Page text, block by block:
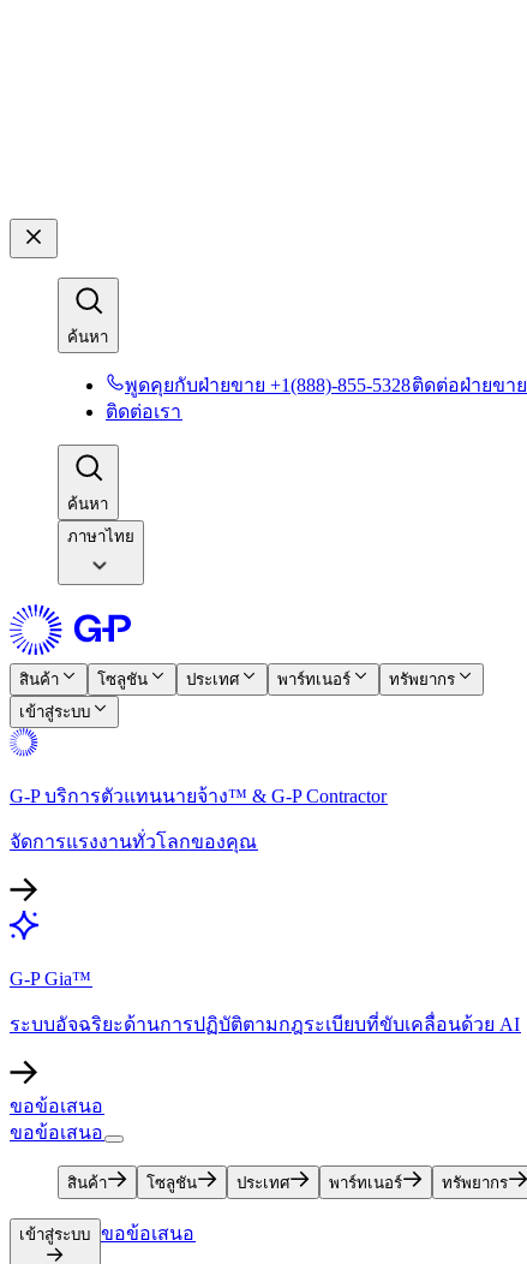
ค้นหา​​
พูดคุยกับฝ่ายขาย +1(888)-855-5328​​ติดต่อฝ่ายขาย​​
ติดต่อเรา​​
ค้นหา​​
ภาษาไทย
สินค้า​​ โซลูชัน​​ ประเทศ​​ พาร์ทเนอร์​​
ทรัพยากร​​
เข้าสู่ระบบ​​
G-P บริการตัวแทนนายจ้าง™ & G-P Contractor​​
จัดการแรงงานทั่วโลกของคุณ​​
G-P Gia™​​
ระบบอัจฉริยะด้านการปฏิบัติตามกฎระเบียบที่ขับเคลื่อนด้วย AI​​
ขอข้อเสนอ​​
ขอข้อเสนอ​​
สินค้า​​ โซลูชัน​​ ประเทศ​​ พาร์ทเนอร์​​ ทรัพยากร​​
เข้าสู่ระบบ​​ ขอข้อเสนอ​​